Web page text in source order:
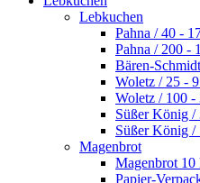
Lebkuchen
Pahna / 40 -
Pahna / 200 -
Bären-Schmidt
Woletz / 25 -
Woletz / 100 -
Süßer König /
Süßer König /
Magenbrot
Magenbrot 10
Papier-